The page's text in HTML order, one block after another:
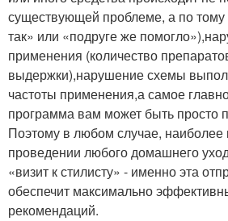
существующей проблеме, а по тому
так» или «подруге же
применения (количество
выдержки),нарушение схемы
частоты применения,а самое
программа вам может быть просто
Поэтому в любом случае,
проведении любого домашнего
«визит к стилисту» - именно эта
обеспечит максимально
рекомендаций.